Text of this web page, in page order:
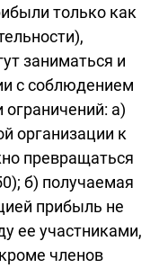
только как
заниматься и
с соблюдением
а)
организации к
превращаться
б) получаемая
прибыль не
ее участниками,
членов